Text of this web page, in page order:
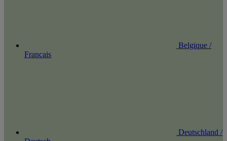
Belgique /
Français
Deutschland /